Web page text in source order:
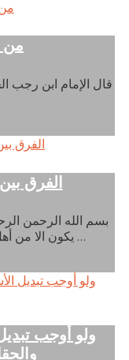
من
قال الإمام ابن رجب
الفرق
بسم الله الرحمن
يكون الا من أهل الحق والسنة وفي هذا جاءت الآثار …
ولو أوجب